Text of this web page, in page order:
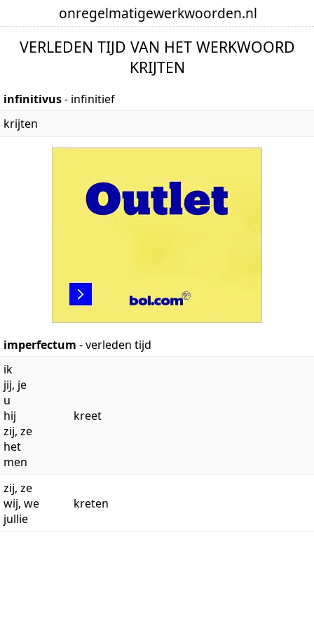
onregelmatigewerkwoorden.nl
VERLEDEN TIJD VAN HET WERKWOORD
KRIJTEN
infinitivus- infinitief
krijten
imperfectum - verleden tijd
ik
jij, je
u
hij
zij, ze
het
men
kreet
zij, ze
wij, we
jullie
kreten